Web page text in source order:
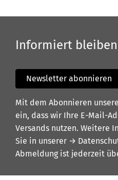
Informiert bleiben
Newsletter abonnieren
Mit dem Abonnieren
ein, dass wir Ihre E-Mail-
Versands nutzen. Weitere
Sie in unserer →
Abmeldung ist jederzeit